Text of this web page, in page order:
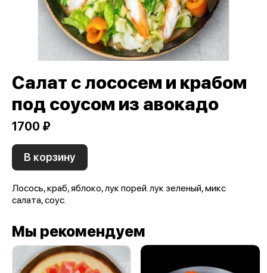
Салат с лососем и крабом
под соусом из авокадо
1700 ₽
В корзину
Лосось, краб, яблоко, лук порей. лук зеленый, микс
салата, соус.
Мы рекомендуем